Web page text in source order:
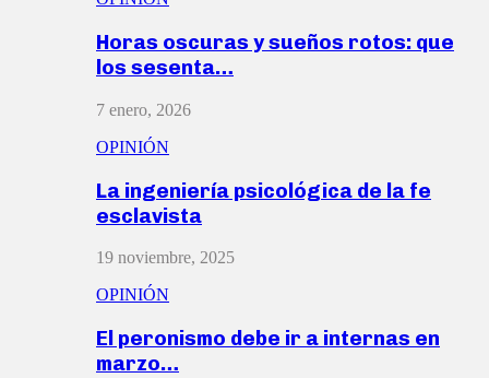
Horas oscuras y sueños rotos: que
los sesenta…
7 enero, 2026
OPINIÓN
La ingeniería psicológica de la fe
esclavista
19 noviembre, 2025
OPINIÓN
El peronismo debe ir a internas en
marzo…